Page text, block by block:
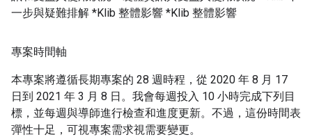
一步與疑難排解 *Klib 整體影響 *Klib 整體影響
專案時間軸
本專案將遵循長期專案的 28 週時程，從 2020 年 8 月 17
日到 2021 年 3 月 8 日。我會每週投入 10 小時完成下列目
標，並每週與導師進行檢查和進度更新。不過，這份時間表
彈性十足，可視專案需求視需要變更。